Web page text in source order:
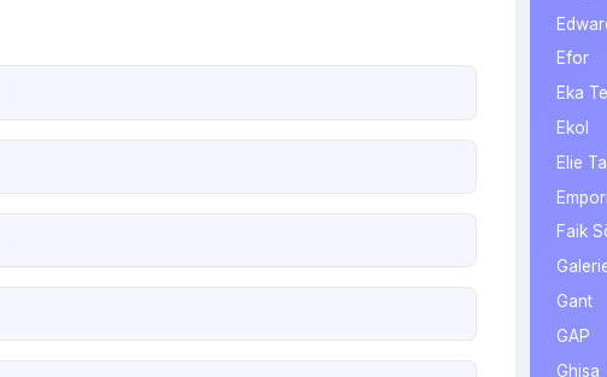
Efor
Eka
Ekol
Elie
Faik
Gant
GAP
Ghisa